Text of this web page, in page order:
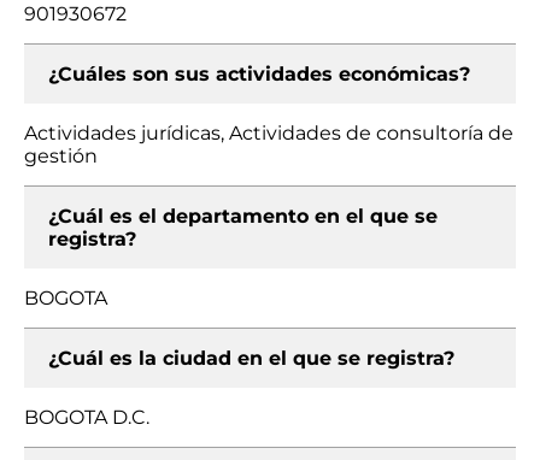
901930672
¿Cuáles son sus actividades económicas?
Actividades jurídicas, Actividades de consultoría de
gestión
¿Cuál es el departamento en el que se
registra?
BOGOTA
¿Cuál es la ciudad en el que se registra?
BOGOTA D.C.